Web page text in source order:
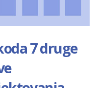
7 druge